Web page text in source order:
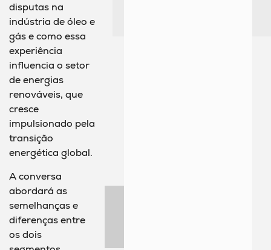
disputas na
indústria de óleo e
gás e como essa
experiência
influencia o setor
de energias
renováveis, que
cresce
impulsionado pela
transição
energética global.
A conversa
abordará as
semelhanças e
diferenças entre
os dois